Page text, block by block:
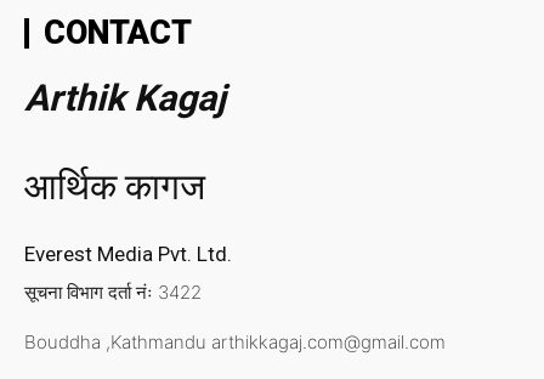
CONTACT
Arthik Kagaj
आर्थिक कागज
Everest Media Pvt. Ltd.
सूचना विभाग दर्ता नंः 3422
Bouddha ,Kathmandu arthikkagaj.com@gmail.com